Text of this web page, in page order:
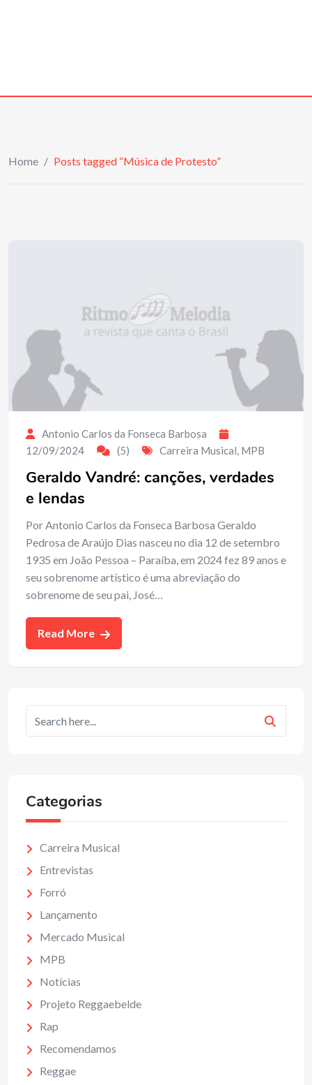
Home / Posts tagged “Música de Protesto”
Antonio Carlos da Fonseca Barbosa
12/09/2024
(5) Carreira Musical, MPB
Geraldo Vandré: canções, verdades
e lendas
Por Antonio Carlos da Fonseca Barbosa Geraldo
Pedrosa de Araújo Dias nasceu no dia 12 de setembro
1935 em João Pessoa – Paraíba, em 2024 fez 89 anos e
seu sobrenome artístico é uma abreviação do
sobrenome de seu pai, José…
Read More
Categorias
Carreira Musical
Entrevistas
Forró
Lançamento
Mercado Musical
MPB
Notícias
Projeto Reggaebelde
Rap
Recomendamos
Reggae